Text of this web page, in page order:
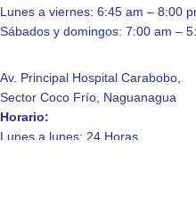
Lunes a viernes: 6:45 am – 8:00
Sábados y domingos: 7:00 am –
Av. Principal Hospital Carabobo,
Sector Coco Frío, Naguanagua
Horario:
Lunes a lunes: 24 Horas.